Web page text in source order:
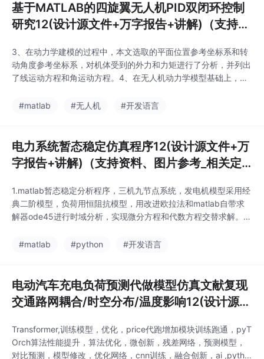
基于MATLAB的四旋翼无人机PID双闭环控制
研究12(设计源文件+万字报告+讲解)（支持资
3、在动力学建模的过程中，本文选取的平面位置参考坐标系和转
动角度参考坐标系，对机体受到的外力和力矩进行了分析，并列出
了线运动方程和角运动方程。4、在无人机动力学模型基础上，采
先介绍了四旋翼无人机的国内外发展现状及其未来的发展趋势，并
#matlab #无人机 #开发语言
电力系统暂态稳定仿真程序12(设计源文件+万
字报告+讲解)（支持资料、图片参考_相关定
1.matlab暂态稳定分析程序，三机九节点系统，发电机模型采用经
典二阶模型，负荷用恒阻抗模型，用改进欧拉法和matlab自带求
解器ode45进行时域分析，实现微分方程和代数方程交替求解。电
料、图片参考_相关定制）_2.模拟三相对称故障，进行暂态时域分
#matlab #python #开发语言
电动汽车充电负荷预测代做模型仿真文献复现
交通路网耦合/时空分布/温度影响12(设计源文
关定制）_
Transformer,训练模型，优化，price代跑增加模块训练跑通，pyT
Orch算法性能提升，算法优化，微创新，残差网络，预测模型，
对比预测，模型修改，优化网络，cnn训练，融合创新，ai ,pytho